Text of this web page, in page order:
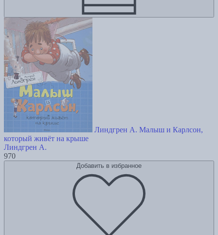
Линдгрен А. Малыш и Карлсон,
который живёт на крыше
Линдгрен А.
970
Добавить в избранное